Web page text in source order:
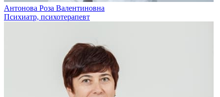
Антонова Роза Валентиновна
Психиатр, психотерапевт